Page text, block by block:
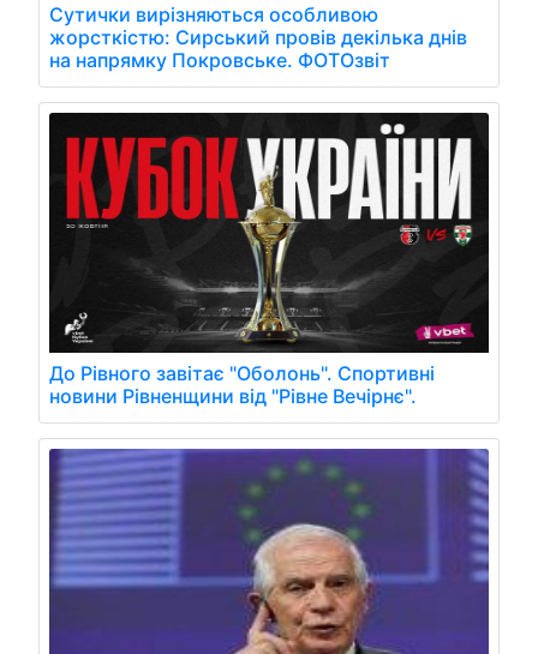
Сутички вирізняються особливою
жорсткістю: Сирський провів декілька днів
на напрямку Покровське. ФОТОзвіт
До Рівного завітає "Оболонь". Спортивні
новини Рівненщини від "Рівне Вечірнє".